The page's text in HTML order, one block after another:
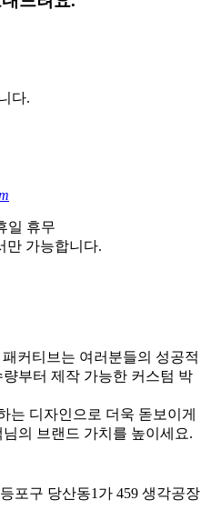
다.
일 휴무
만 가능합니다.
커티브는 여러분들의 성공적
부터 제작 가능한 커스텀 박
는 디자인으로 더욱 돋보이게
의 브랜드 가치를 높이세요.
포구 당산동1가 459 생각공장